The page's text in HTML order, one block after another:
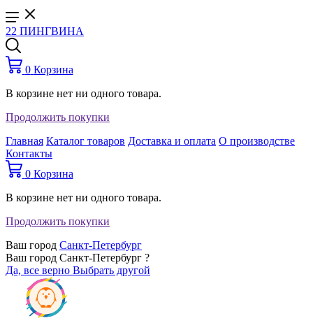
22 ПИНГВИНА
0 Корзина
В корзине нет ни одного товара.
Продолжить покупки
Главная Каталог товаров Доставка и оплата О производстве
Контакты
0 Корзина
В корзине нет ни одного товара.
Продолжить покупки
Ваш город Санкт-Петербург
Ваш город Санкт-Петербург ?
Да, все верно Выбрать другой